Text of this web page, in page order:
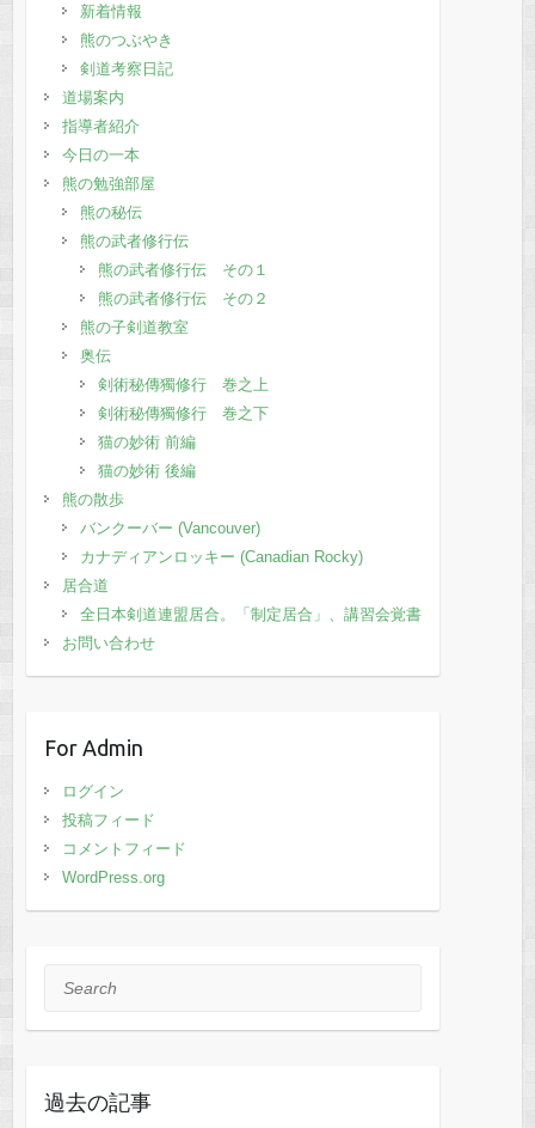
新着情報
熊のつぶやき
剣道考察日記
道場案内
指導者紹介
今日の一本
熊の勉強部屋
熊の秘伝
熊の武者修行伝
熊の武者修行伝 その１
熊の武者修行伝 その２
熊の子剣道教室
奥伝
剣術秘傳獨修行 巻之上
剣術秘傳獨修行 巻之下
猫の妙術 前編
猫の妙術 後編
熊の散歩
バンクーバー (Vancouver)
カナディアンロッキー (Canadian Rocky)
居合道
全日本剣道連盟居合。「制定居合」、講習会覚書
お問い合わせ
For Admin
ログイン
投稿フィード
コメントフィード
WordPress.org
Search
過去の記事